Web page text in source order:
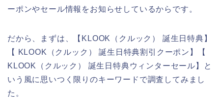
ーポンやセール情報をお知らせしているからです。
だから、まずは、【KLOOK（クルック） 誕生日特典】
【 KLOOK（クルック） 誕生日特典割引クーポン】【
KLOOK（クルック） 誕生日特典ウィンターセール】と
いう風に思いつく限りのキーワードで調査してみまし
た。